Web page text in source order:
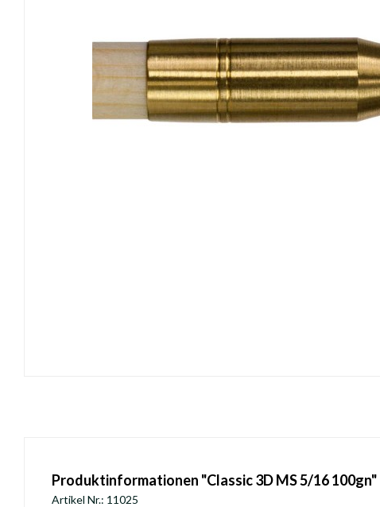
OK ARCHERY
SKYLON ARCHERY
Produktinformationen "Classic 3D MS 5/16 100gn"
Artikel Nr.: 11025